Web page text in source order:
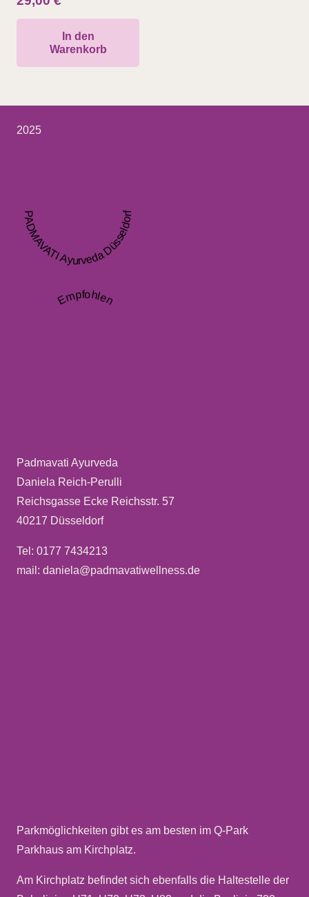
In den
Warenkorb
2025
PADMAVATI Ayurveda Düsseldorf
Empfohlen
Padmavati Ayurveda
Daniela Reich-Perulli
Reichsgasse Ecke Reichsstr. 57
40217 Düsseldorf
Tel: 0177 7434213
mail: daniela@padmavatiwellness.de
Parkmöglichkeiten gibt es am besten im Q-Park
Parkhaus am Kirchplatz.
Am Kirchplatz befindet sich ebenfalls die Haltestelle der